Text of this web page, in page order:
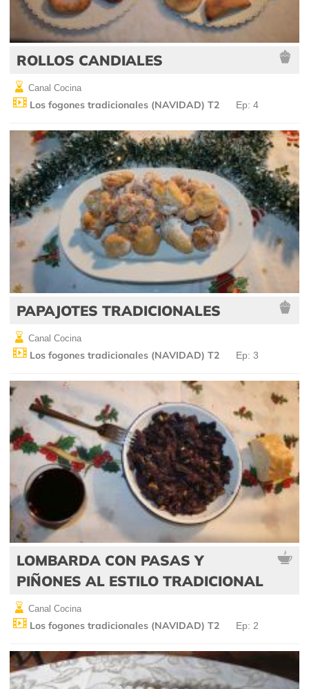
ROLLOS CANDIALES
Canal Cocina
Los fogones tradicionales (NAVIDAD) T2 Ep: 4
PAPAJOTES TRADICIONALES
Canal Cocina
Los fogones tradicionales (NAVIDAD) T2 Ep: 3
LOMBARDA CON PASAS Y
PIÑONES AL ESTILO TRADICIONAL
Canal Cocina
Los fogones tradicionales (NAVIDAD) T2 Ep: 2